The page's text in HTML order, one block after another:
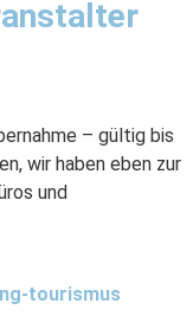
– gültig bis
wir haben eben zur
und